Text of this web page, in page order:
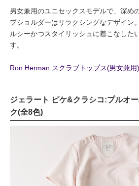
男女兼用のユニセックスモデルで、深め
プショルダーはリラクシングなデザイン
ルシーかつスタイリッシュに着こなした
す。
Ron Herman スクラブトップス(男女兼
ジェラート ピケ&クラシコ:プルオ
ク(全8色)